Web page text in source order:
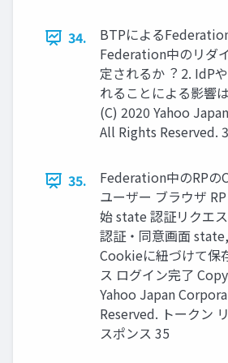
34.
BTPによる
Federation中のリダ
定されるか︖ 2. IdP
れることによる影響
(C) 2020 Yahoo
All Rights Reserved.
35.
Federation中のRPの
ユーザー ブラウザ
始 state 認証リクエ
認証・同意画⾯
Cookieに紐づけて保
ス ログイン完了
Yahoo Japan
Reserved. トークン
スポンス 35